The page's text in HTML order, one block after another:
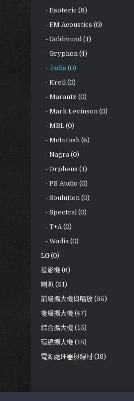
- Esoteric (8)
- FM Acoustics (0)
- Goldmund (1)
- Gryphon (4)
- Jadis (0)
- Krell (0)
- Marantz (0)
- Mark Levinson (0)
- MBL (0)
- McIntosh (6)
- Nagra (0)
- Orpheus (1)
- PS Audio (0)
- Soulution (0)
- Spectral (0)
- T+A (0)
- Wadia (0)
LG (0)
投影機 (6)
喇叭 (51)
前級擴大機與唱放 (35)
後級擴大機 (47)
綜合擴大機 (15)
環繞擴大機 (15)
電源處理器與線材 (18)